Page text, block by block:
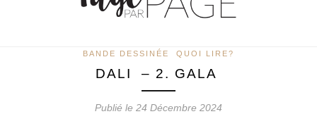
BANDE DESSINÉE QUOI LIRE?
DALI – 2. GALA
Publié le 24 Décembre 2024